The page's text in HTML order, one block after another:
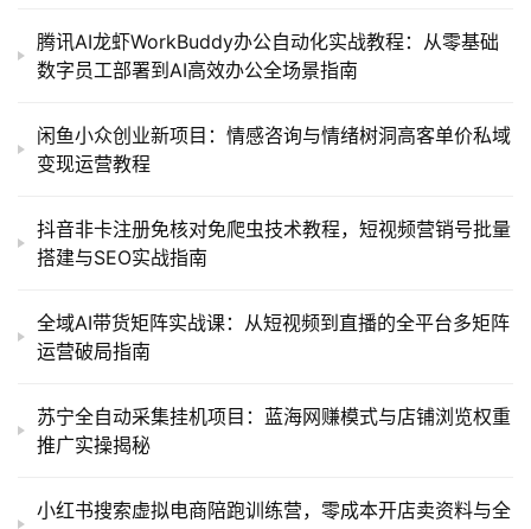
腾讯AI龙虾WorkBuddy办公自动化实战教程：从零基础
数字员工部署到AI高效办公全场景指南
闲鱼小众创业新项目：情感咨询与情绪树洞高客单价私域
变现运营教程
抖音非卡注册免核对免爬虫技术教程，短视频营销号批量
搭建与SEO实战指南
全域AI带货矩阵实战课：从短视频到直播的全平台多矩阵
运营破局指南
苏宁全自动采集挂机项目：蓝海网赚模式与店铺浏览权重
推广实操揭秘
小红书搜索虚拟电商陪跑训练营，零成本开店卖资料与全